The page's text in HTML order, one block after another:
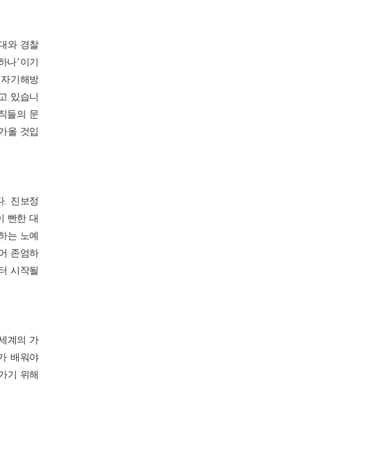
와 경찰
나’이기
기해방
있습니
들의 문
올 것입
. 진보정
빤한 대
는 노예
존엄하
시작될
계의 가
배워야
기 위해